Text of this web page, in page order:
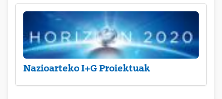
Nazioarteko I+G Proiektuak